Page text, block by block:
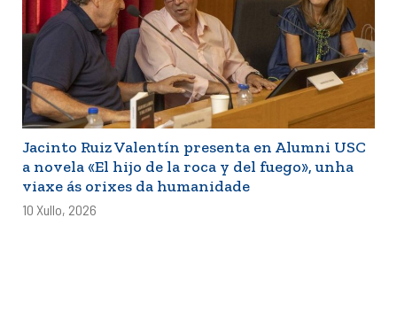
Jacinto Ruiz Valentín presenta en Alumni USC
a novela «El hijo de la roca y del fuego», unha
viaxe ás orixes da humanidade
10 Xullo, 2026